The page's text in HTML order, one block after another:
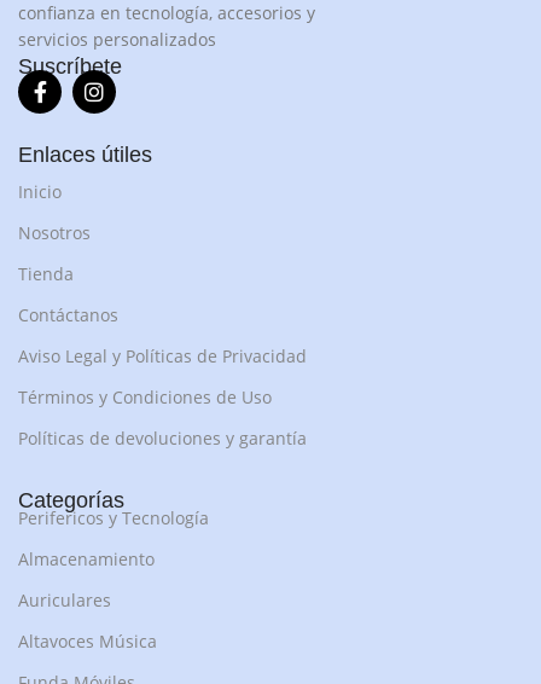
confianza en tecnología, accesorios y
servicios personalizados
Suscríbete
Enlaces útiles
Inicio
Nosotros
Tienda
Contáctanos
Aviso Legal y Políticas de Privacidad
Términos y Condiciones de Uso
Políticas de devoluciones y garantía
Categorías
Perifericos y Tecnología
Almacenamiento
Auriculares
Altavoces Música